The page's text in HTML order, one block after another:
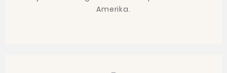
Amerika.